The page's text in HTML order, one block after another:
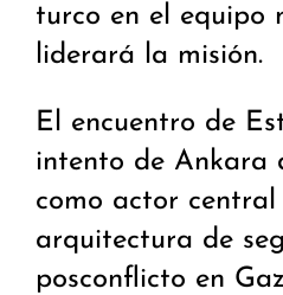
turco en el equipo
liderará la misión.
El encuentro de
intento de Ankara
como actor central
arquitectura de
posconflicto en